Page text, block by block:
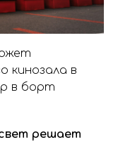
кинозала в
в борт
решает